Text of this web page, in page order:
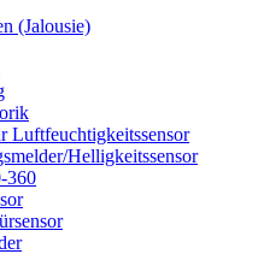
(Jalousie)
Luftfeuchtigkeitssensor
Helligkeitssensor
360